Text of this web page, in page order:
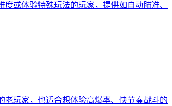
或体验特殊玩法的玩家，提供如自动瞄准、
老玩家，也适合想体验高爆率、快节奏战斗的